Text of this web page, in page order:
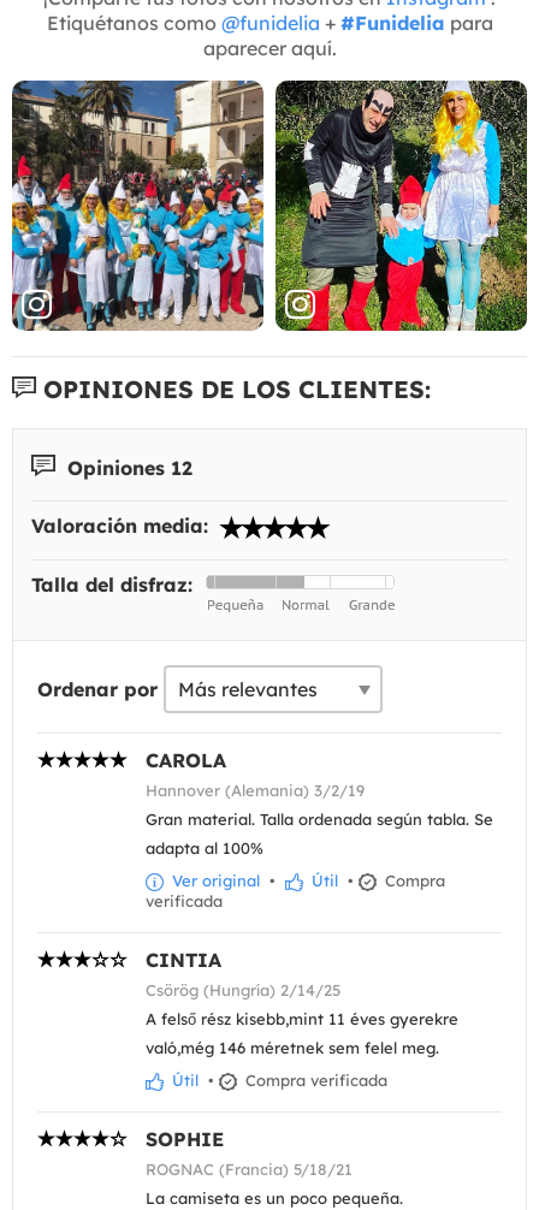
Etiquétanos como @funidelia + #Funidelia para
aparecer aquí.
OPINIONES DE LOS CLIENTES:
Opiniones 12
Valoración media:
Talla del disfraz:
Ordenar por
CAROLA
Hannover (Alemania) 3/2/19
Gran material. Talla ordenada según tabla. Se
adapta al 100%
Ver original • Útil •
Compra
verificada
CINTIA
Csörög (Hungría) 2/14/25
A felső rész kisebb,mint 11 éves gyerekre
való,még 146 méretnek sem felel meg.
Útil • Compra verificada
SOPHIE
ROGNAC (Francia) 5/18/21
La camiseta es un poco pequeña.